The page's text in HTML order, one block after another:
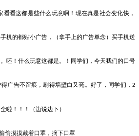
看这都是些什么玩意啊！现在真是社会变化快，
机的都贴小广告，（拿手上的广告单念）买手机送
呸！什么玩意这都是。！同学们，今天我们的口号
广告不留痕，刷得墙壁白又亮。好了，同学们， 2
啦！！！（边说边下）
偷摸摸戴着口罩，摘下口罩